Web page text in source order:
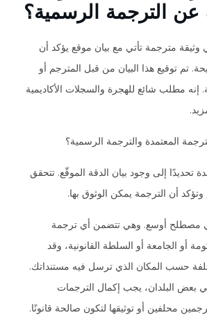
الترجمة الرسمية؟
وثيقة مترجمة تأتي مع بيان موقع يؤكد أن
تم توقيع هذا البيان من قبل المترجم أو
مطلب شائع للهجرة والسجلات الأكاديمية
المعتمدة والترجمة الرسمية؟
تحديدًا إلى وجود بيان الدقة الموقّع. تتحقق
أن الترجمة يمكن الوثوق بها.
مصطلح أوسع. وهي تتضمن أي ترجمة
أو الجامعة أو السلطة القانونية، وقد
حسب المكان الذي ترسل فيه مستنداتك.
بعض البلدان، يجب إكمال الترجمات
محلفين أو توثيقها لتكون صالحة قانونًا.